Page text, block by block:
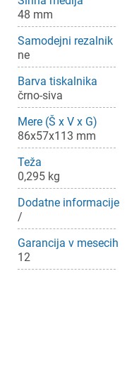
48 mm
Samodejni rezalnik
ne
Barva tiskalnika
črno-siva
Mere (Š x V x G)
86x57x113 mm
Teža
0,295 kg
Dodatne informacije
/
Garancija v mesecih
12
Prijava
Za dodajanje na
Prekliči